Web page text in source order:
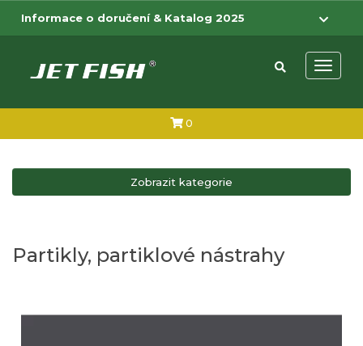
Informace o doručení & Katalog 2025
Otevřít
0
Zobrazit kategorie
Partikly, partiklové nástrahy